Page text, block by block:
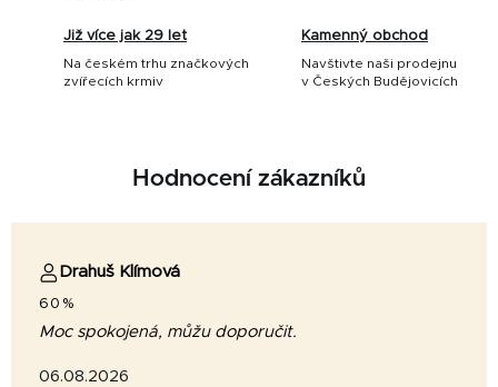
Již více jak 29 let
Na českém trhu značkových
zvířecích krmiv
Kamenný obchod
Navštivte naši prodejnu
v Českých Budějovicích
Hodnocení zákazníků
Drahuš Klímová
60%
Moc spokojená, můžu doporučit.
06.08.2026